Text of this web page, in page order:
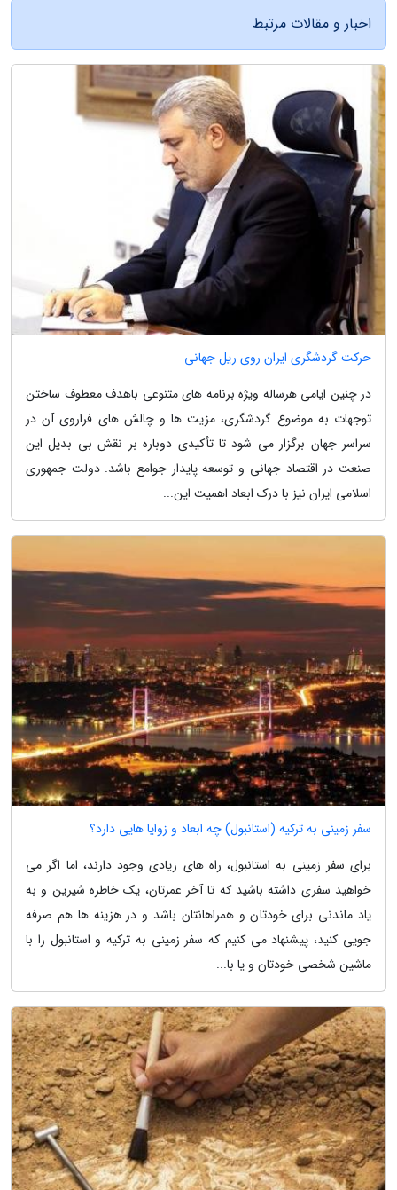
اخبار و مقالات مرتبط
حرکت گردشگری ایران روی ریل جهانی
در چنین ایامی هرساله ویژه برنامه های متنوعی باهدف معطوف ساختن
توجهات به موضوع گردشگری، مزیت ها و چالش های فراروی آن در
سراسر جهان برگزار می شود تا تأکیدی دوباره بر نقش بی بدیل این
صنعت در اقتصاد جهانی و توسعه پایدار جوامع باشد. دولت جمهوری
اسلامی ایران نیز با درک ابعاد اهمیت این...
سفر زمینی به ترکیه (استانبول) چه ابعاد و زوایا هایی دارد؟
برای سفر زمینی به استانبول، راه های زیادی وجود دارند، اما اگر می
خواهید سفری داشته باشید که تا آخر عمرتان، یک خاطره شیرین و به
یاد ماندنی برای خودتان و همراهانتان باشد و در هزینه ها هم صرفه
جویی کنید، پیشنهاد می کنیم که سفر زمینی به ترکیه و استانبول را با
ماشین شخصی خودتان و یا با...